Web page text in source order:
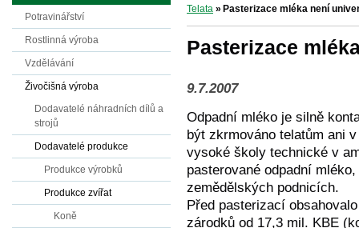
Telata » Pasterizace mléka není
Pasterizace
9.7.2007
Odpadní mléko je silně
být zkrmováno telatům ani
vysoké školy technické v
pasterované odpadní
zemědělských podnicích.
Před pasterizací
zárodků od 17,3 mil. KBE
Potravinářství
Rostlinná výroba
Vzdělávání
Živočišná výroba
Dodavatelé náhradních dílů a
strojů
Dodavatelé produkce
Produkce výrobků
Produkce zvířat
Koně